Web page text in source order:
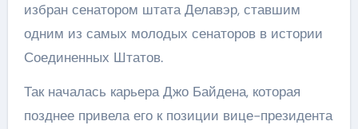
избран сенатором штата Делавэр, ставшим
одним из самых молодых сенаторов в истории
Соединенных Штатов.
Так началась карьера Джо Байдена, которая
позднее привела его к позиции вице-президента